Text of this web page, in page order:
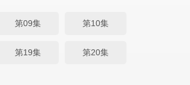
第09集 第10集
第19集 第20集